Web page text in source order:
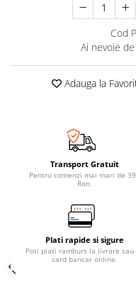
Cod
Ai nevoie
Adauga la
Transport Gratuit
Pentru comenzi mai mari de
Ron.
Plati rapide si sigure
Poti plati ramburs la livrare sau
card bancar online.